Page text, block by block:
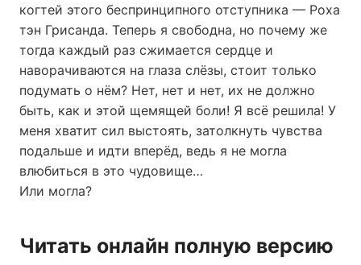
когтей этого беспринципного отступника — Роха
тэн Грисанда. Теперь я свободна, но почему же
тогда каждый раз сжимается сердце и
наворачиваются на глаза слёзы, стоит только
подумать о нём? Нет, нет и нет, их не должно
быть, как и этой щемящей боли! Я всё решила! У
меня хватит сил выстоять, затолкнуть чувства
подальше и идти вперёд, ведь я не могла
влюбиться в это чудовище…
Или могла?
Читать онлайн полную версию